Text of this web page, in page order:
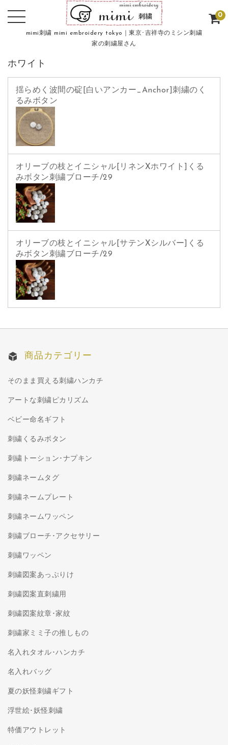
mimi刺繍 mimi embroidery tokyo｜東京･吉祥寺のミシン刺繍
家の刺繍屋さん
0
ホワイト
揺らめく波間の碇[白いアンカー_Anchor]刺繍のく
るみボタン
オリーブの枝とイニシャル[リネンXホワイト]くる
みボタン刺繍ブローチ/29
オリーブの枝とイニシャル[サテンXシルバー]くる
みボタン刺繍ブローチ/29
商品カテゴリー
そのまま買える刺繍ハンカチ
アートな刺繍ピカリズム
ベビー命名ギフト
刺繍くるみボタン
刺繍トーション･ナプキン
刺繍ネームタグ
刺繍ネームプレート
刺繍ネームワッペン
刺繍ブローチ･アクセサリー
刺繍ワッペン
刺繍図案あっぷりけ
刺繍図案直刺繍用
刺繍図案紋章･家紋
刺繍家ミミ子の推しもの
名入れタオル･ハンカチ
名入れバッグ
夏の妖怪刺繍ギフト
浮世絵･妖怪刺繍
特価アウトレット